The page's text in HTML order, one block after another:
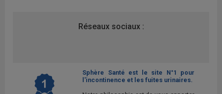
Réseaux sociaux :
Sphère Santé est le site N°1 pour
l'incontinence et les fuites urinaires.